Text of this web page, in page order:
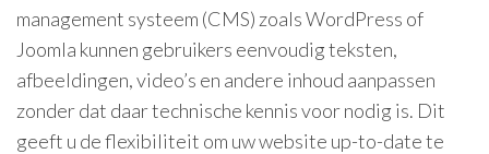
management systeem (CMS) zoals WordPress of
Joomla kunnen gebruikers eenvoudig teksten,
afbeeldingen, video’s en andere inhoud aanpassen
zonder dat daar technische kennis voor nodig is. Dit
geeft u de flexibiliteit om uw website up-to-date te